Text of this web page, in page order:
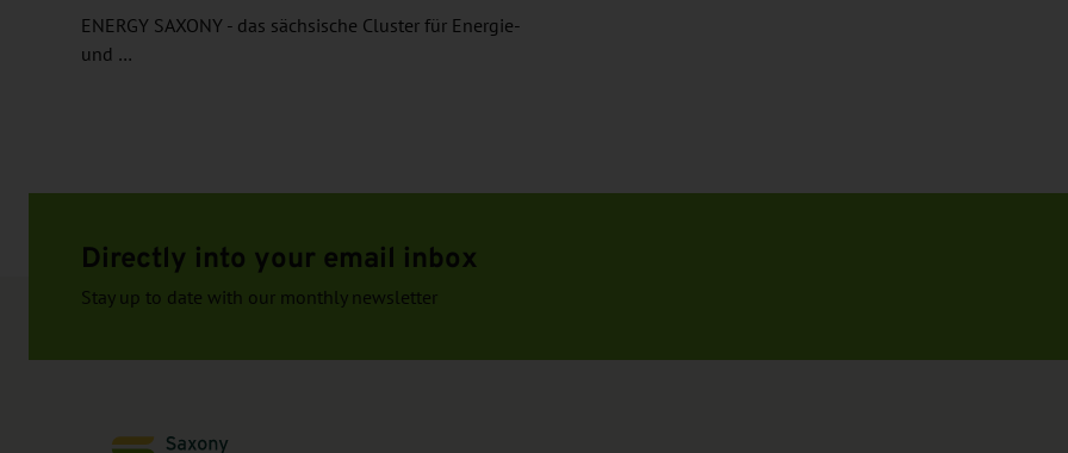
ENERGY SAXONY - das sächsische Cluster für Energie-
und …
Directly into your email inbox
Stay up to date with our monthly newsletter